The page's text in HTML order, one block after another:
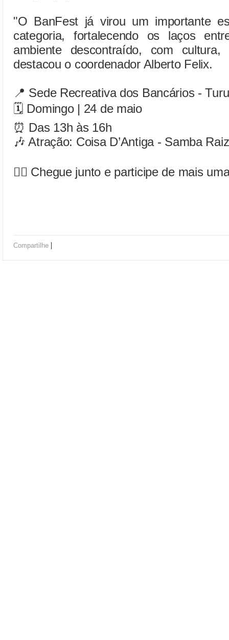
"O BanFest já virou um importante
categoria, fortalecendo os laços
ambiente descontraído, com
destacou o coordenador Alberto Felix.
📍 Sede Recreativa dos Bancários - Turu
🗓️ Domingo | 24 de maio
⏰ Das 13h às 16h
🎶 Atração: Coisa D’Antiga - Samba Raiz
✊🏽 Chegue junto e participe de mais
Compartilhe |